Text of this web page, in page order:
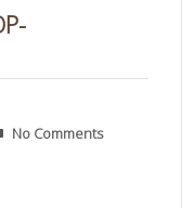
No Comments